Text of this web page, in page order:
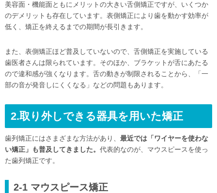
美容面・機能面ともにメリットの大きい舌側矯正ですが、いくつか
のデメリットも存在しています。表側矯正により歯を動かす効率が
低く、矯正を終えるまでの期間が長引きます。
また、表側矯正ほど普及していないので、舌側矯正を実施している
歯医者さんは限られています。そのほか、ブラケットが舌にあたる
ので違和感が強くなります。舌の動きが制限されることから、「一
部の音が発音しにくくなる」などの問題もあります。
2.取り外しできる器具を用いた矯正
歯列矯正にはさまざまな方法があり、 最近では「ワイヤーを使わな
い矯正」も普及してきました。 代表的なのが、マウスピースを使っ
た歯列矯正です。
2-1 マウスピース矯正